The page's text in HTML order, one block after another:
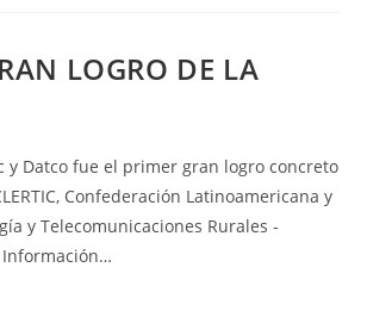
LOGRO DE LA
y Datco fue el primer gran logro concreto
Confederación Latinoamericana y
y Telecomunicaciones Rurales -
Información…